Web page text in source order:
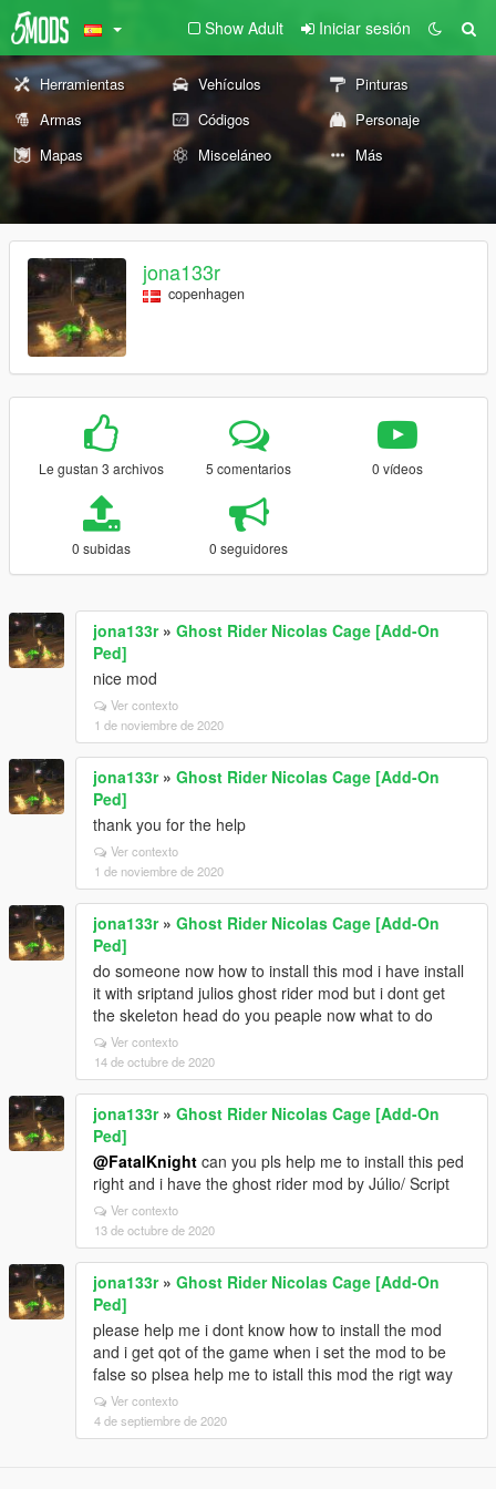
Show Adult Iniciar sesión
Herramientas Vehículos
Pinturas
Armas
Códigos
Personaje
Mapas
Misceláneo Más
jona133r
copenhagen
Le gustan 3 archivos 5 comentarios 0 vídeos
0 subidas 0 seguidores
jona133r» Ghost Rider Nicolas Cage [Add-On
Ped]
nice mod
Ver contexto
1 de noviembre de 2020
jona133r» Ghost Rider Nicolas Cage [Add-On
Ped]
thank you for the help
Ver contexto
1 de noviembre de 2020
jona133r» Ghost Rider Nicolas Cage [Add-On
Ped]
do someone now how to install this mod i have install
it with sriptand julios ghost rider mod but i dont get
the skeleton head do you peaple now what to do
Ver contexto
14 de octubre de 2020
jona133r» Ghost Rider Nicolas Cage [Add-On
Ped]
@FatalKnight can you pls help me to install this ped
right and i have the ghost rider mod by Júlio/ Script
Ver contexto
13 de octubre de 2020
jona133r» Ghost Rider Nicolas Cage [Add-On
Ped]
please help me i dont know how to install the mod
and i get qot of the game when i set the mod to be
false so plsea help me to istall this mod the rigt way
Ver contexto
4 de septiembre de 2020